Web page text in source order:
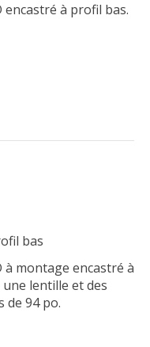
encastré à profil bas.
bas
à montage encastré à
lentille et des
de 94 po.